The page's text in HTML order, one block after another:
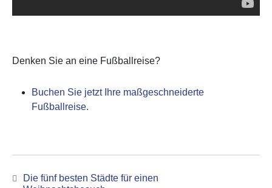
Denken Sie an eine Fußballreise?
Buchen Sie jetzt Ihre maßgeschneiderte
Fußballreise.
Navigation
Previous
Die fünf besten Städte für einen